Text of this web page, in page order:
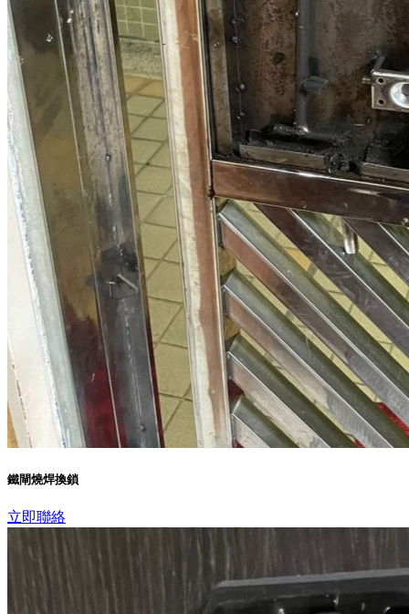
鐵閘燒焊換鎖
立即聯絡